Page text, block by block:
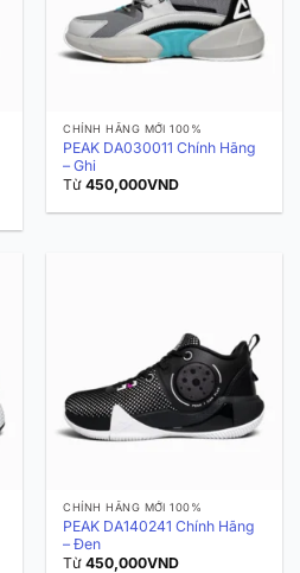
CHÍNH HÃNG MỚI 100%
PEAK DA030011 Chính Hãng
– Ghi
Từ450,000VND
CHÍNH HÃNG MỚI 100%
PEAK DA140241 Chính Hãng
– Đen
Từ450,000VND